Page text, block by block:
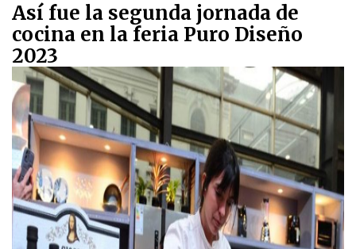
Así fue la segunda jornada de
cocina en la feria Puro Diseño
2023